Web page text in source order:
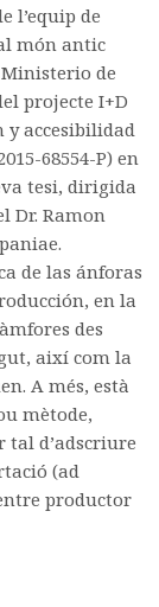
l’equip de
món antic
Ministerio de
projecte I+D
y accesibilidad
68554-P) en
tesi, dirigida
Dr. Ramon
de las ánforas
en la
des
així com la
A més, està
mètode,
tal d’adscriure
(ad
productor